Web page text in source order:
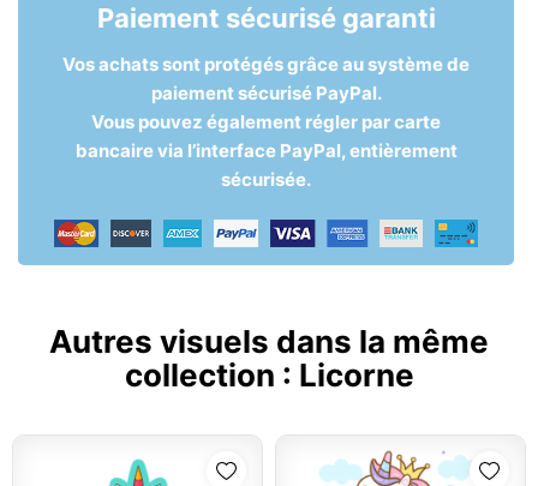
Paiement sécurisé garanti
Vos achats sont protégés grâce au système de
paiement sécurisé PayPal.
Vous pouvez également régler par carte
bancaire via l’interface PayPal, entièrement
sécurisée.
Autres visuels dans la même
collection : Licorne